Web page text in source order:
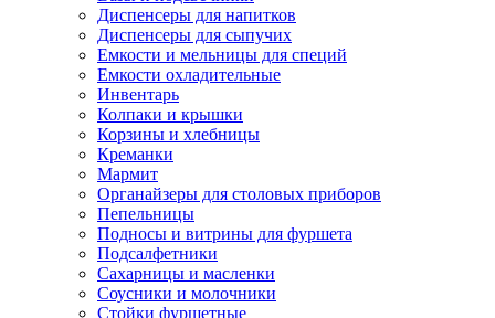
Диспенсеры для напитков
Диспенсеры для сыпучих
Емкости и мельницы для специй
Емкости охладительные
Инвентарь
Колпаки и крышки
Корзины и хлебницы
Креманки
Мармит
Органайзеры для столовых приборов
Пепельницы
Подносы и витрины для фуршета
Подсалфетники
Сахарницы и масленки
Соусники и молочники
Стойки фуршетные